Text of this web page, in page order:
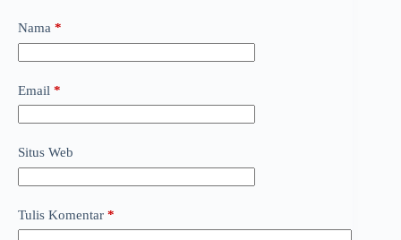
Nama *
Email *
Situs Web
Tulis Komentar *